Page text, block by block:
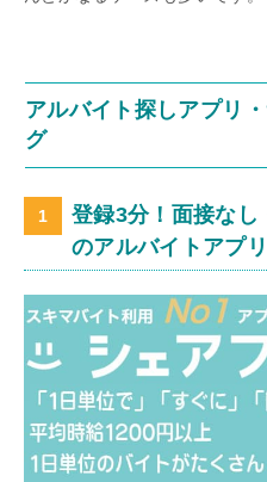
アルバイト探しアプリ
グ
登録3分！面接な
のアルバイトアプ